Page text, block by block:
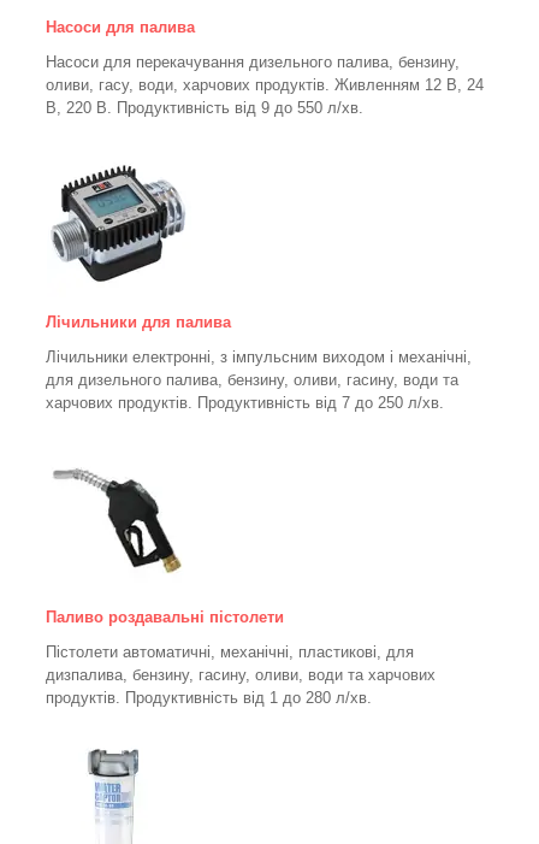
Насоси для палива
Насоси для перекачування дизельного палива, бензину,
оливи, гасу, води, харчових продуктів. Живленням 12 В, 24
В, 220 В. Продуктивність від 9 до 550 л/хв.
Лічильники для палива
Лічильники електронні, з імпульсним виходом і механічні,
для дизельного палива, бензину, оливи, гасину, води та
харчових продуктів. Продуктивність від 7 до 250 л/хв.
Паливо роздавальні пістолети
Пістолети автоматичні, механічні, пластикові, для
дизпалива, бензину, гасину, оливи, води та харчових
продуктів. Продуктивність від 1 до 280 л/хв.